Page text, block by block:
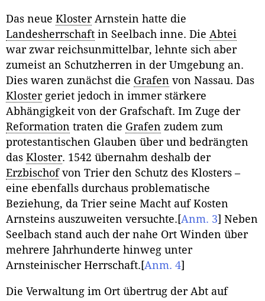
Das neue KlosterArnstein hatte die
Landesherrschaft in Seelbach inne. Die Abtei
war zwar reichsunmittelbar, lehnte sich aber
zumeist an Schutzherren in der Umgebung an.
Dies waren zunächst die Grafen von Nassau. Das
Klostergeriet jedoch in immer stärkere
Abhängigkeit von der Grafschaft. Im Zuge der
Reformation traten die Grafen zudem zum
protestantischen Glauben über und bedrängten
das Kloster. 1542 übernahm deshalb der
Erzbischofvon Trier den Schutz des Klosters –
eine ebenfalls durchaus problematische
Beziehung, da Trier seine Macht auf Kosten
Arnsteins auszuweiten versuchte. [Anm. 3] Neben
Seelbach stand auch der nahe Ort Winden über
mehrere Jahrhunderte hinweg unter
Arnsteinischer Herrschaft. [Anm. 4]
Die Verwaltung im Ort übertrug der Abt auf